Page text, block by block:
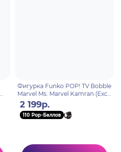
Фигурка Funko POP! TV Bobble
Marvel Ms. Marvel Kamran (Exc)
(1108) 66447
2 199р.
110 Pop-Баллов